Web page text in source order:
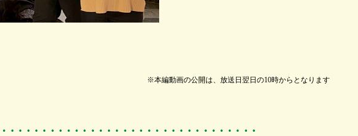
※本編動画の公開は、放送日翌日の10時からとなります